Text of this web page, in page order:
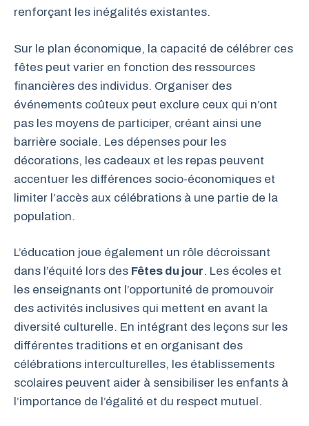
renforçant les inégalités existantes.
Sur le plan économique, la capacité de célébrer ces
fêtes peut varier en fonction des ressources
financières des individus. Organiser des
événements coûteux peut exclure ceux qui n’ont
pas les moyens de participer, créant ainsi une
barrière sociale. Les dépenses pour les
décorations, les cadeaux et les repas peuvent
accentuer les différences socio-économiques et
limiter l’accès aux célébrations à une partie de la
population.
L’éducation joue également un rôle décroissant
dans l’équité lors des Fêtes du jour. Les écoles et
les enseignants ont l’opportunité de promouvoir
des activités inclusives qui mettent en avant la
diversité culturelle. En intégrant des leçons sur les
différentes traditions et en organisant des
célébrations interculturelles, les établissements
scolaires peuvent aider à sensibiliser les enfants à
l’importance de l’égalité et du respect mutuel.